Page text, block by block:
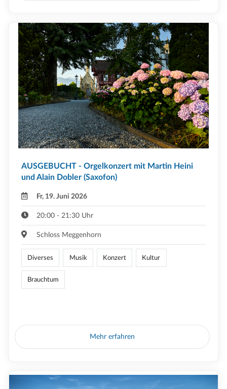
AUSGEBUCHT - Orgelkonzert mit Martin Heini
und Alain Dobler (Saxofon)
Fr, 19. Juni 2026
20:00 - 21:30 Uhr
Schloss Meggenhorn
Diverses Musik Konzert Kultur
Brauchtum
Mehr erfahren